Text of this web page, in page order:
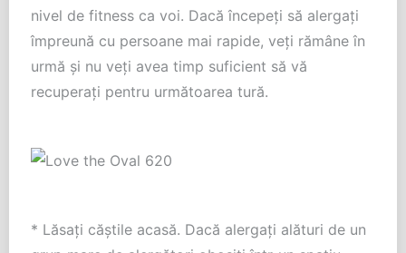
nivel de fitness ca voi. Dacă începeți să alergați
împreună cu persoane mai rapide, veți rămâne în
urmă și nu veți avea timp suficient să vă
recuperați pentru următoarea tură.
* Lăsați căștile acasă. Dacă alergați alături de un